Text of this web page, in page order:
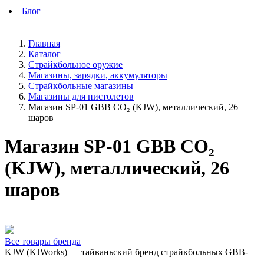
Блог
Главная
Каталог
Страйкбольное оружие
Магазины, зарядки, аккумуляторы
Страйкбольные магазины
Магазины для пистолетов
Магазин SP-01 GBB CO₂ (KJW), металлический, 26
шаров
Магазин SP-01 GBB CO₂
(KJW), металлический, 26
шаров
Все товары бренда
KJW (KJWorks) — тайваньский бренд страйкбольных GBB-